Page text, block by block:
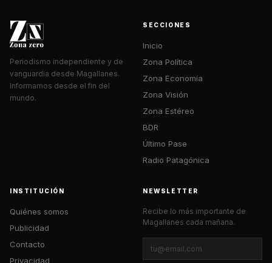
Periodismo independiente y de
vanguardia desde Magallanes.
Informamos desde el fin del
mundo.
SECCIONES
Inicio
Zona Política
Zona Economía
Zona Visión
Zona Estéreo
BDR
Último Pase
Radio Patagónica
INSTITUCIÓN
Quiénes somos
Publicidad
Contacto
Privacidad
NEWSLETTER
Recibe lo más importante de
Magallanes cada mañana.